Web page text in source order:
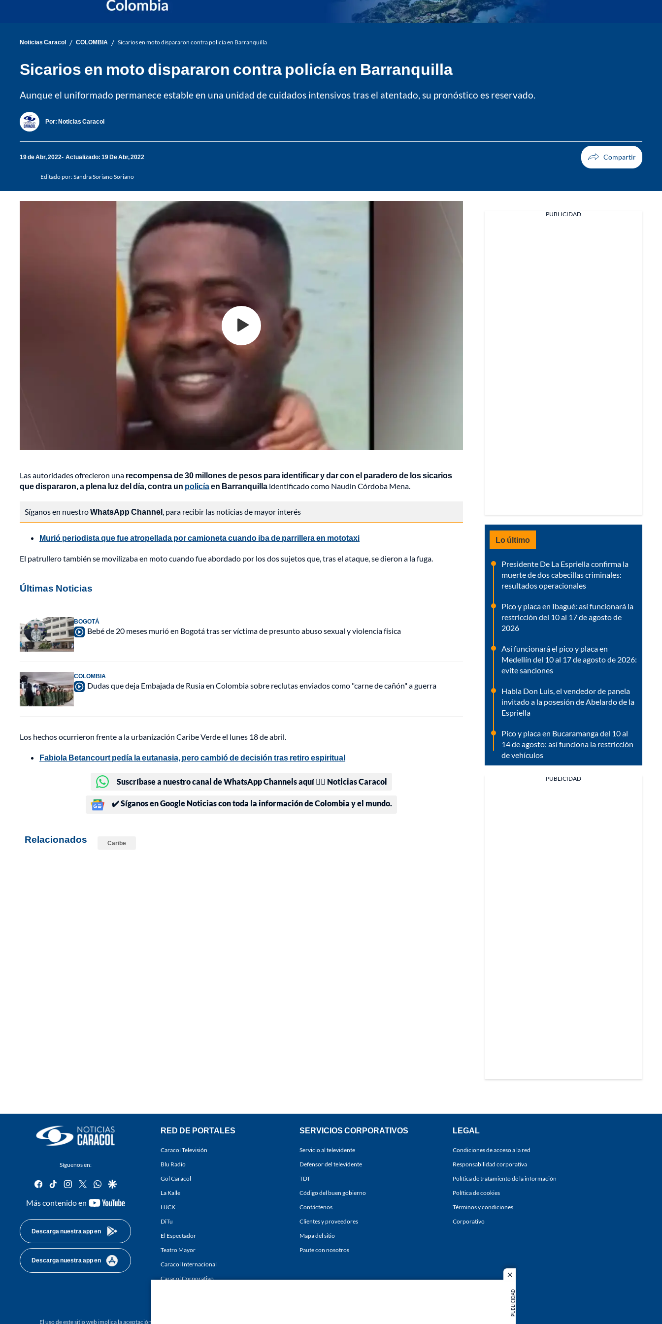
close
PUBLICIDAD
Noticias Caracol / COLOMBIA / Sicarios en moto dispararon contra policía en Barranquilla
Sicarios en moto dispararon contra policía en Barranquilla
Aunque el uniformado permanece estable en una unidad de cuidados intensivos tras el atentado, su pronóstico es reservado.
Por: Noticias Caracol
19 de Abr, 2022 Actualizado: 19 De Abr, 2022
Editado por:Sandra Soriano Soriano
Las autoridades ofrecieron una recompensa de 30 millones de pesos para identificar y dar con el paradero de los sicarios
que dispararon, a plena luz del día, contra un policíaen Barranquilla identificado como Naudin Córdoba Mena.
Síganos en nuestroWhatsApp Channel, para recibir las noticias de mayor interés
Murió periodista que fue atropellada por camioneta cuando iba de parrillera en mototaxi
El patrullero también se movilizaba en moto cuando fue abordado por los dos sujetos que, tras el ataque, se dieron a la fuga.
Últimas Noticias
BOGOTÁ
Bebé de 20 meses murió en Bogotá tras ser víctima de presunto abuso sexual y violencia física
COLOMBIA
Dudas que deja Embajada de Rusia en Colombia sobre reclutas enviados como "carne de cañón" a guerra
Los hechos ocurrieron frente a la urbanización Caribe Verde el lunes 18 de abril.
Fabiola Betancourt pedía la eutanasia, pero cambió de decisión tras retiro espiritual
Suscríbase a nuestro canal de WhatsApp Channels aquí 👉🏻 Noticias Caracol
✔️ Síganos en Google Noticias con toda la información de Colombia y el mundo.
Relacionados Caribe
PUBLICIDAD
Lo último
Presidente De La Espriella confirma la
muerte de dos cabecillas criminales:
resultados operacionales
Pico y placa en Ibagué: así funcionará la
restricción del 10 al 17 de agosto de
2026
Así funcionará el pico y placa en
Medellín del 10 al 17 de agosto de 2026:
evite sanciones
Habla Don Luis, el vendedor de panela
invitado a la posesión de Abelardo de la
Espriella
Pico y placa en Bucaramanga del 10 al
14 de agosto: así funciona la restricción
de vehículos
PUBLICIDAD
Síguenos en:
facebook
tiktok instagram
twitterwhatsapp
google
Más contenido en
youtube-
Descarga nuestra app en
Descarga nuestra app en
RED DE PORTALES
Caracol Televisión
Blu Radio
Gol Caracol
La Kalle
HJCK
DiTu
El Espectador
Teatro Mayor
Caracol Internacional
Caracol Corporativo
SERVICIOS CORPORATIVOS
Servicio al televidente
Defensor del televidente
TDT
Código del buen gobierno
Contáctenos
Clientes y proveedores
Mapa del sitio
Paute con nosotros
LEGAL
Condiciones de acceso a la red
Responsabilidad corporativa
Política de tratamiento de la información
Política de cookies
Términos y condiciones
Corporativo
El uso de este sitio web implica la aceptación de los